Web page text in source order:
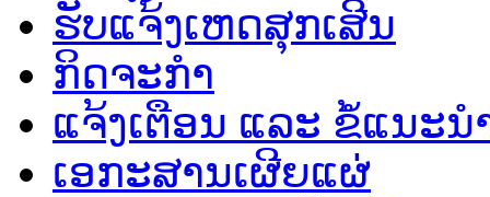
ຮັບແຈ້ງເຫດສຸກເສີນ
ກິດຈະກຳ
ແຈ້ງເຕືອນ ແລະ ຂໍ້ແນະນ
ເອກະສານເຜີຍແຜ່